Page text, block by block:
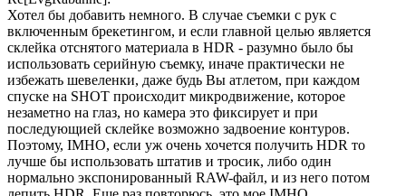
Хотел бы добавить немного. В случае съемки с рук с
включенным брекетингом, и если главной целью является
склейка отснятого материала в HDR - разумно было бы
использовать серийную съемку, иначе практически не
избежать шевеленки, даже будь Вы атлетом, при каждом
спуске на SHOT происходит микродвижение, которое
незаметно на глаз, но камера это фиксирует и при
последующией склейке возможно задвоение контуров.
Поэтому, IMHO, если уж очень хочется получить HDR то
лучше бы использовать штатив и тросик, либо один
нормально экспонированный RAW-файл, и из него потом